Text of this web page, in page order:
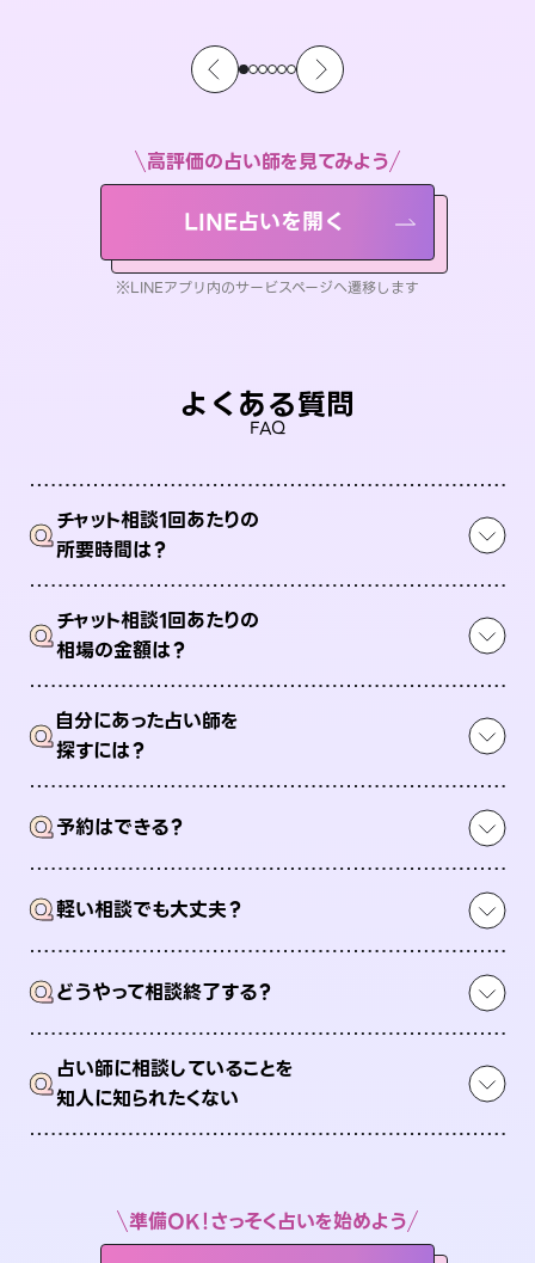
高評価の占い師を見てみよう
LINE占いを開く
※LINEアプリ内のサービスページへ遷移します
よくある質問
FAQ
Qチャット相談1回あたりの
所要時間は？
Qチャット相談1回あたりの
相場の金額は？
Q自分にあった占い師を
探すには？
Q予約はできる？
Q軽い相談でも大丈夫？
Qどうやって相談終了する？
Q占い師に相談していることを
知人に知られたくない
準備OK！さっそく占いを始めよう